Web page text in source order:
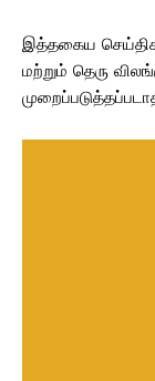
இத்தகைய
மற்றும் தெரு